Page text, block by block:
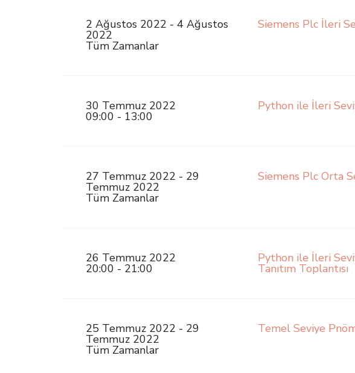
2 Ağustos 2022 - 4 Ağustos
2022
Tüm Zamanlar
Siemens Plc İleri
30 Temmuz 2022
09:00 - 13:00
Python ile İleri
27 Temmuz 2022 - 29
Temmuz 2022
Tüm Zamanlar
Siemens Plc Orta
26 Temmuz 2022
20:00 - 21:00
Python ile İleri
Tanıtım Toplantısı
25 Temmuz 2022 - 29
Temmuz 2022
Tüm Zamanlar
Temel Seviye